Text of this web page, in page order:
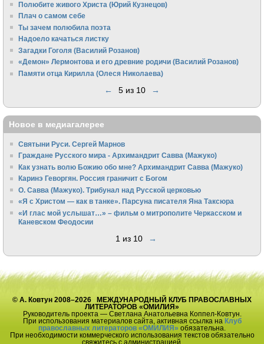
Полюбите живого Христа (Юрий Кузнецов)
Плач о самом себе
Ты зачем полюбила поэта
Надоело качаться листку
Загадки Гоголя (Василий Розанов)
«Демон» Лермонтова и его древние родичи (Василий Розанов)
Памяти отца Кирилла (Олеся Николаева)
← 5 из 10 →
Новое в медиагалерее
Святыни Руси. Сергей Марнов
Граждане Русского мира - Архимандрит Савва (Мажуко)
Как узнать волю Божию обо мне? Архимандрит Савва (Мажуко)
Каринэ Геворгян. Россия граничит с Богом
О. Савва (Мажуко). Трибунал над Русской церковью
«Я с Христом — как в танке». Парсуна писателя Яна Таксюра
«И глас мой услышат…» – фильм о митрополите Черкасском и
Каневском Феодосии
1 из 10 →
© А. Ковтун 2008–2026 МЕЖДУНАРОДНЫЙ КЛУБ ПРАВОСЛАВНЫХ
ЛИТЕРАТОРОВ «ОМИЛИЯ»
Руководитель проекта — Светлана Анатольевна Коппел-Ковтун.
При использования материалов сайта, активная ссылка на Клуб
православных литераторов «ОМИЛИЯ» обязательна.
При необходимости коммерческого использования текстов обязательно
свяжитесь с администрацией.